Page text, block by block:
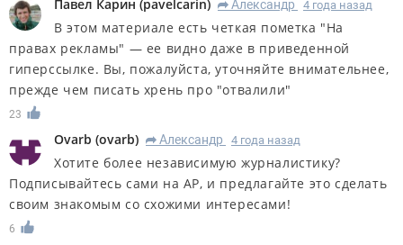
Павел Карин (pavelcarin) R Александр 4 года назад
В этом материале есть четкая пометка "На
правах рекламы" — ее видно даже в приведенной
гиперссылке. Вы, пожалуйста, уточняйте внимательнее,
прежде чем писать хрень про "отвалили"
23
Ovarb (ovarb) R Александр 4 года назад
Хотите более независимую журналистику?
Подписывайтесь сами на АР, и предлагайте это сделать
своим знакомым со схожими интересами!
6